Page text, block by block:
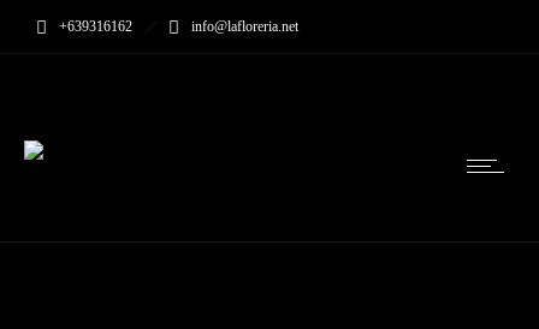
+639316162 info@lafloreria.net